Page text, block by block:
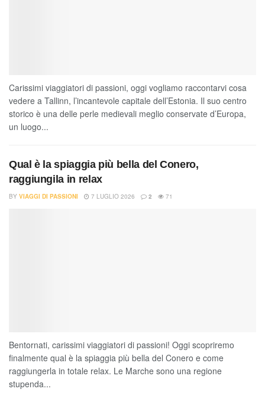
Carissimi viaggiatori di passioni, oggi vogliamo raccontarvi cosa
vedere a Tallinn, l’incantevole capitale dell’Estonia. Il suo centro
storico è una delle perle medievali meglio conservate d’Europa,
un luogo...
Qual è la spiaggia più bella del Conero,
raggiungila in relax
BY VIAGGI DI PASSIONI 7 LUGLIO 2026 2 71
Bentornati, carissimi viaggiatori di passioni! Oggi scopriremo
finalmente qual è la spiaggia più bella del Conero e come
raggiungerla in totale relax. Le Marche sono una regione
stupenda...